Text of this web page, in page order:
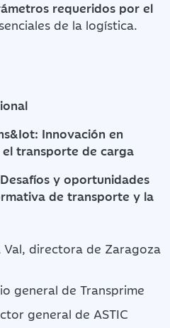
requeridos por el
de la logística.
Innovación en
transporte de carga
y oportunidades
de transporte y la
Val, directora de Zaragoza
general de Transprime
general de ASTIC